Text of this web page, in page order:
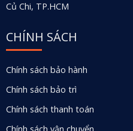
Củ Chi, TP.HCM
CHÍNH SÁCH
Chính sách bảo hành
Chính sách bảo trì
Chính sách thanh toán